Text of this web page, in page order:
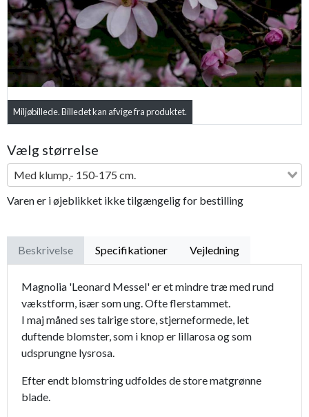
Miljøbillede. Billedet kan afvige fra produktet.
Vælg størrelse
Med klump,- 150-175 cm.
Varen er i øjeblikket ikke tilgængelig for bestilling
Beskrivelse Specifikationer Vejledning
Magnolia 'Leonard Messel' er et mindre træ med rund
vækstform, især som ung. Ofte flerstammet.
I maj måned ses talrige store, stjerneformede, let
duftende blomster, som i knop er lillarosa og som
udsprungne lysrosa.
Efter endt blomstring udfoldes de store matgrønne
blade.